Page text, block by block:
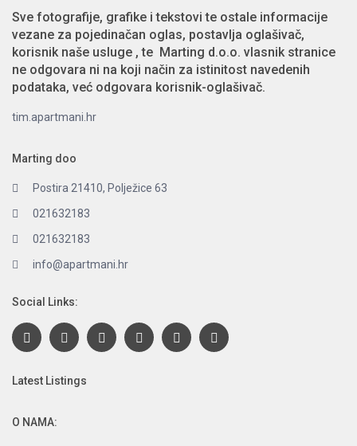
Sve fotografije, grafike i tekstovi te ostale informacije
vezane za pojedinačan oglas, postavlja oglašivač,
korisnik naše usluge , te Marting d.o.o. vlasnik stranice
ne odgovara ni na koji način za istinitost navedenih
podataka, već odgovara korisnik-oglašivač.
tim.apartmani.hr
Marting doo
Postira 21410, Polježice 63
021632183
021632183
info@apartmani.hr
Social Links:
Latest Listings
O NAMA: